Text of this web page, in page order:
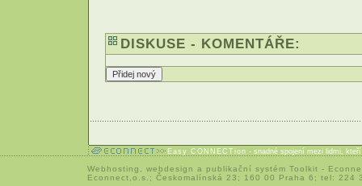
DISKUSE - KOMENTÁŘE:
Easy CONNECTion - snadné spojení mezi lidmi,
Webhosting webdesign a publikační systém Toolkit -
Econnect,o.s.; Českomalínská 23; 160 00 Praha 6; tel: 224